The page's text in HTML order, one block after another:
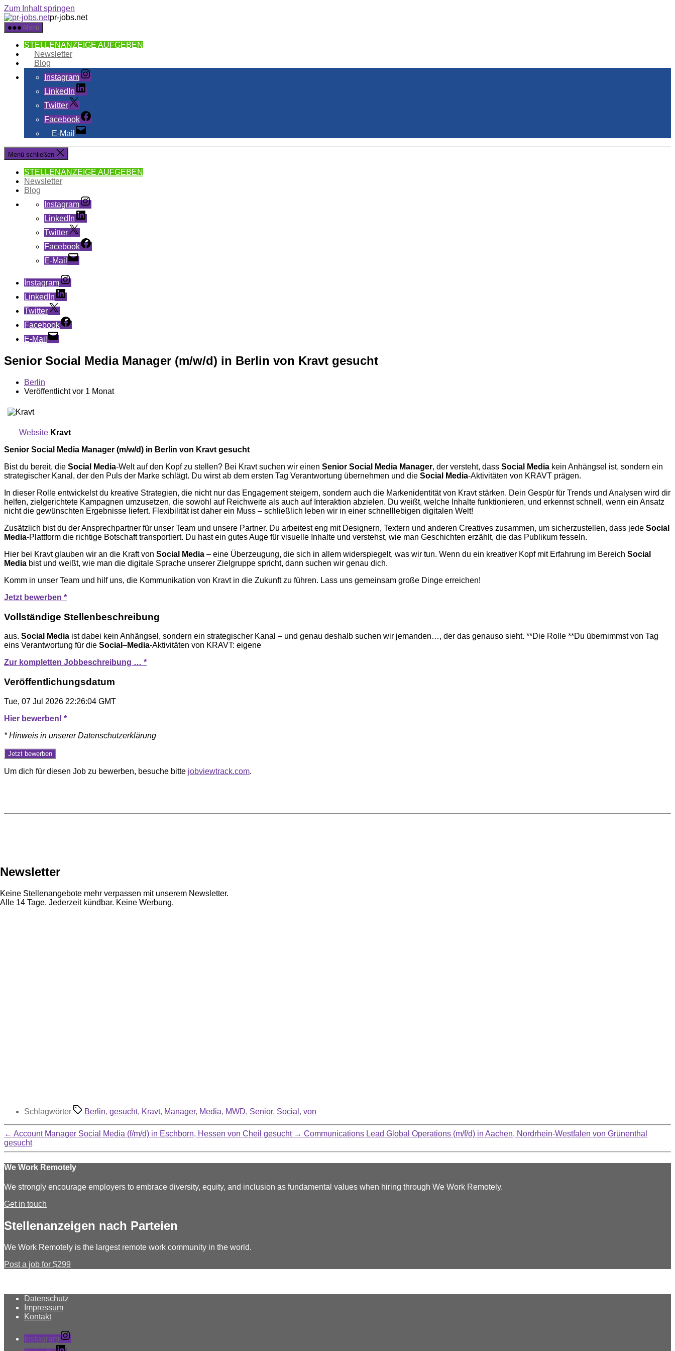
Zum Inhalt springen
pr-jobs.net
Menü
STELLENANZEIGE AUFGEBEN
Newsletter
Blog
Instagram
LinkedIn
Twitter
Facebook
E-Mail
Menü schließen
STELLENANZEIGE AUFGEBEN
Newsletter
Blog
Instagram
LinkedIn
Twitter
Facebook
E-Mail
Instagram
LinkedIn
Twitter
Facebook
E-Mail
Senior Social Media Manager (m/w/d) in Berlin von Kravt gesucht
Berlin
Veröffentlicht vor 1 Monat
Website Kravt
Senior Social Media Manager (m/w/d) in Berlin von Kravt gesucht
Bist du bereit, die Social Media-Welt auf den Kopf zu stellen? Bei Kravt suchen wir einen Senior Social Media Manager, der versteht, dass Social Media kein Anhängsel ist, sondern ein
strategischer Kanal, der den Puls der Marke schlägt. Du wirst ab dem ersten Tag Verantwortung übernehmen und die Social Media-Aktivitäten von KRAVT prägen.
In dieser Rolle entwickelst du kreative Strategien, die nicht nur das Engagement steigern, sondern auch die Markenidentität von Kravt stärken. Dein Gespür für Trends und Analysen wird dir
helfen, zielgerichtete Kampagnen umzusetzen, die sowohl auf Reichweite als auch auf Interaktion abzielen. Du weißt, welche Inhalte funktionieren, und erkennst schnell, wenn ein Ansatz
nicht die gewünschten Ergebnisse liefert. Flexibilität ist daher ein Muss – schließlich leben wir in einer schnelllebigen digitalen Welt!
Zusätzlich bist du der Ansprechpartner für unser Team und unsere Partner. Du arbeitest eng mit Designern, Textern und anderen Creatives zusammen, um sicherzustellen, dass jede Social
Media-Plattform die richtige Botschaft transportiert. Du hast ein gutes Auge für visuelle Inhalte und verstehst, wie man Geschichten erzählt, die das Publikum fesseln.
Hier bei Kravt glauben wir an die Kraft von Social Media – eine Überzeugung, die sich in allem widerspiegelt, was wir tun. Wenn du ein kreativer Kopf mit Erfahrung im Bereich Social
Media bist und weißt, wie man die digitale Sprache unserer Zielgruppe spricht, dann suchen wir genau dich.
Komm in unser Team und hilf uns, die Kommunikation von Kravt in die Zukunft zu führen. Lass uns gemeinsam große Dinge erreichen!
Jetzt bewerben *
Vollständige Stellenbeschreibung
aus. Social Media ist dabei kein Anhängsel, sondern ein strategischer Kanal – und genau deshalb suchen wir jemanden…, der das genauso sieht. **Die Rolle **Du übernimmst von Tag
eins Verantwortung für die Social –Media-Aktivitäten von KRAVT: eigene
Zur kompletten Jobbeschreibung … *
Veröffentlichungsdatum
Tue, 07 Jul 2026 22:26:04 GMT
Hier bewerben! *
* Hinweis in unserer Datenschutzerklärung
Um dich für diesen Job zu bewerben, besuche bitte jobviewtrack.com.
Newsletter
Keine Stellenangebote mehr verpassen mit unserem Newsletter.
Alle 14 Tage. Jederzeit kündbar. Keine Werbung.
Schlagwörter Berlin, gesucht, Kravt, Manager, Media, MWD, Senior, Social , von
← Account Manager Social Media (f/m/d) in Eschborn, Hessen von Cheil gesucht → Communications Lead Global Operations (m/f/d) in Aachen, Nordrhein-Westfalen von Grünenthal
gesucht
We Work Remotely
We strongly encourage employers to embrace diversity, equity, and inclusion as fundamental values when hiring through We Work Remotely.
Get in touch
Stellenanzeigen nach Parteien
We Work Remotely is the largest remote work community in the world.
Post a job for $299
Datenschutz
Impressum
Kontakt
Instagram